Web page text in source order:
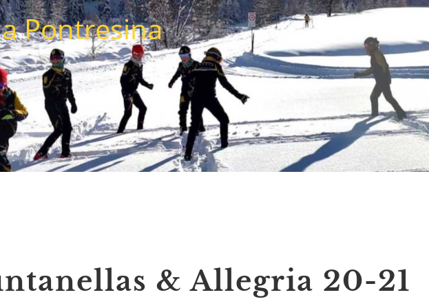
Pontresina
& Allegria 20-21